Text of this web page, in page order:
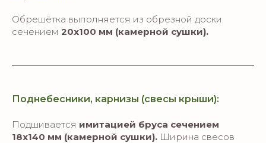
Обрешётка выполняется из обрезной доски
сечением 20х100 мм (камерной сушки).
Поднебесники, карнизы (свесы крыши):
Подшивается имитацией бруса сечением
18х140 мм (камерной сушки). Ширина свесов